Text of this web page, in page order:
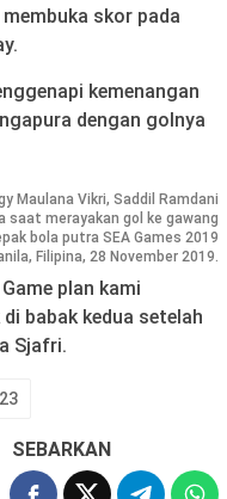
skor pada
kemenangan
dengan golnya
Maulana Vikri, Saddil Ramdani
saat merayakan gol ke gawang
bola putra SEA Games 2019
Filipina, 28 November 2019.
plan kami
babak kedua setelah
Sjafri.
SEBARKAN